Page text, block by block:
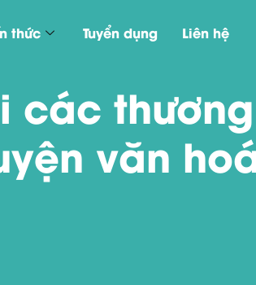
thức Tuyển dụng Liên hệ
các
văn